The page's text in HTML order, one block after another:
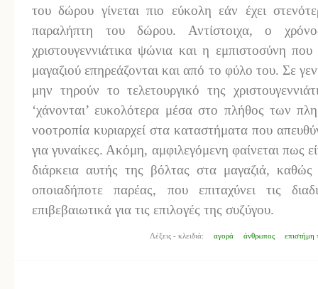
του δώρου γίνεται πιο εύκολη εάν έχει
παραλήπτη του δώρου. Αντίστοιχα, ο
χριστουγεννιάτικα ψώνια και η εμπιστοσύνη
μαγαζιού επηρεάζονται και από το φύλο του. Σε
μην τηρούν το τελετουργικό της
‘χάνονται’ ευκολότερα μέσα στο πλήθος των
νοοτροπία κυριαρχεί στα καταστήματα που
για γυναίκες. Ακόμη, αμφιλεγόμενη φαίνεται πως
διάρκεια αυτής της βόλτας στα μαγαζιά,
οποιαδήποτε παρέας, που επιταχύνει τις
επιβεβαιωτικά για τις επιλογές της συζύγου.
Λέξεις - κλειδιά: αγορά άνθρωπος επιστήμη